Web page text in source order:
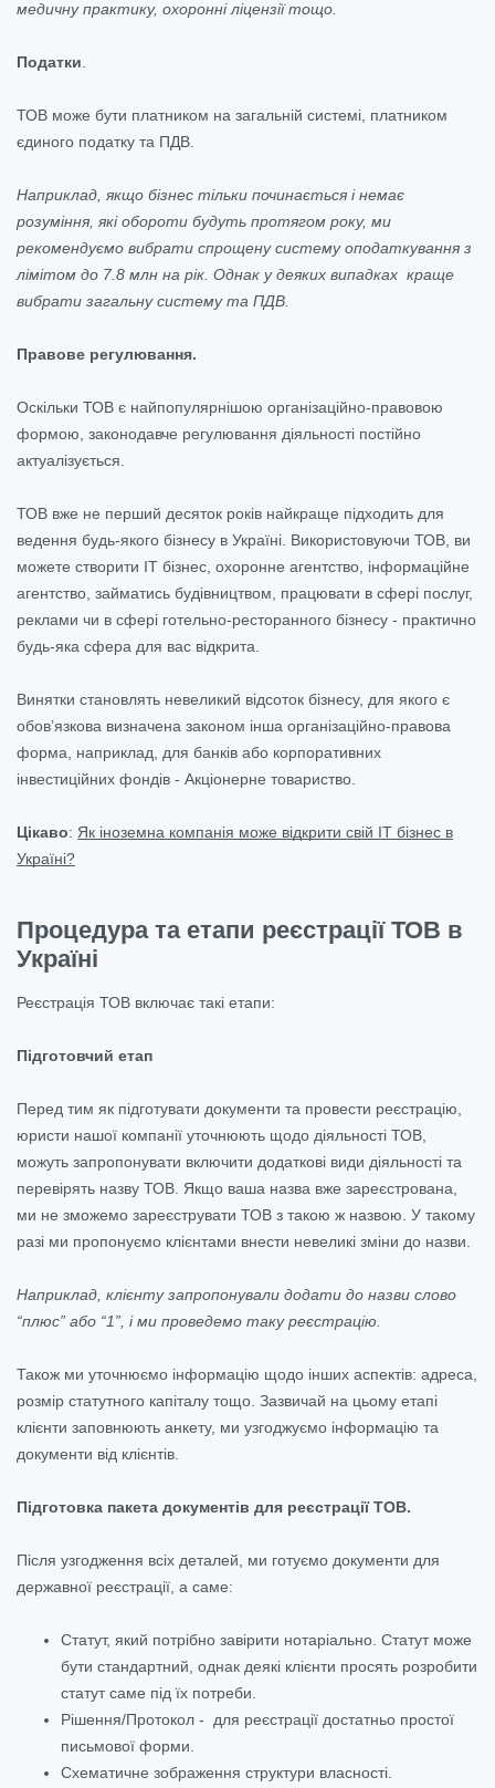
медичну практику, охоронні ліцензії тощо.
Податки
ТОВ може бути платником на загальній системі, платником
єдиного податку та ПДВ.
Наприклад, якщо бізнес тільки починається і немає
розуміння, які обороти будуть протягом року, ми
рекомендуємо вибрати спрощену систему оподаткування з
лімітом до 7.8 млн на рік. Однак у деяких випадках краще
вибрати загальну систему та ПДВ.
Правове регулювання.
Оскільки ТОВ є найпопулярнішою організаційно-правовою
формою, законодавче регулювання діяльності постійно
актуалізується.
ТОВ вже не перший десяток років найкраще підходить для
ведення будь-якого бізнесу в Україні. Використовуючи ТОВ, ви
можете створити ІТ бізнес, охоронне агентство, інформаційне
агентство, займатись будівництвом, працювати в сфері послуг,
реклами чи в сфері готельно-ресторанного бізнесу - практично
будь-яка сфера для вас відкрита.
Винятки становлять невеликий відсоток бізнесу, для якого є
обов’язкова визначена законом інша організаційно-правова
форма, наприклад, для банків або корпоративних
інвестиційних фондів - Акціонерне товариство.
Цікаво: Як іноземна компанія може відкрити свій IT бізнес в
Україні?
Процедура та етапи реєстрації ТОВ в
Україні
Реєстрація ТОВ включає такі етапи:
Підготовчий етап
Перед тим як підготувати документи та провести реєстрацію,
юристи нашої компанії уточнюють щодо діяльності ТОВ,
можуть запропонувати включити додаткові види діяльності та
перевірять назву ТОВ. Якщо ваша назва вже зареєстрована,
ми не зможемо зареєструвати ТОВ з такою ж назвою. У такому
разі ми пропонуємо клієнтами внести невеликі зміни до назви.
Наприклад, клієнту запропонували додати до назви слово
“плюс” або “1”, і ми проведемо таку реєстрацію.
Також ми уточнюємо інформацію щодо інших аспектів: адреса,
розмір статутного капіталу тощо. Зазвичай на цьому етапі
клієнти заповнюють анкету, ми узгоджуємо інформацію та
документи від клієнтів.
Підготовка пакета документів для реєстрації ТОВ.
Після узгодження всіх деталей, ми готуємо документи для
державної реєстрації, а саме:
Статут, який потрібно завірити нотаріально. Статут може
бути стандартний, однак деякі клієнти просять розробити
статут саме під їх потреби.
Рішення/Протокол - для реєстрації достатньо простої
письмової форми.
Схематичне зображення структури власності.